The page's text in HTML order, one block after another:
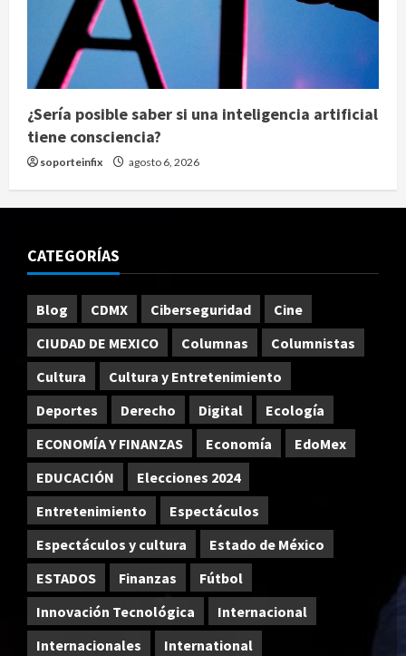
¿Sería posible saber si una inteligencia artificial
tiene consciencia?
soporteinfix agosto 6, 2026
CATEGORÍAS
Blog CDMX Ciberseguridad
Cine
CIUDAD DE MEXICO
Columnas
Columnistas
Cultura
Cultura y Entretenimiento
Deportes
Derecho Digital
Ecología
ECONOMÍA Y FINANZAS
Economía
EdoMex
EDUCACIÓN
Elecciones 2024
Entretenimiento
Espectáculos
Espectáculos y cultura
Estado de México
ESTADOS
Finanzas
Fútbol
Innovación Tecnológica
Internacional
Internacionales
International